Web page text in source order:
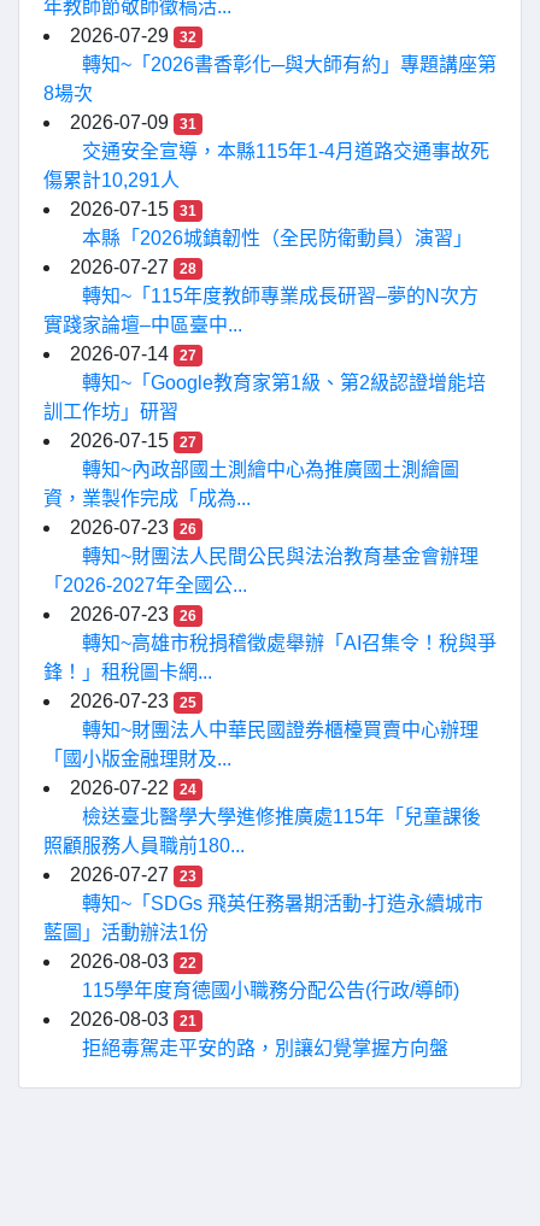
年教師節敬師徵稿活...
2026-07-29
32
轉知~「2026書香彰化─與大師有約」專題講座第
8場次
2026-07-09
31
交通安全宣導，本縣115年1-4月道路交通事故死
傷累計10,291人
2026-07-15
31
本縣「2026城鎮韌性（全民防衛動員）演習」
2026-07-27
28
轉知~「115年度教師專業成長研習–夢的N次方
實踐家論壇–中區臺中...
2026-07-14
27
轉知~「Google教育家第1級、第2級認證增能培
訓工作坊」研習
2026-07-15
27
轉知~內政部國土測繪中心為推廣國土測繪圖
資，業製作完成「成為...
2026-07-23
26
轉知~財團法人民間公民與法治教育基金會辦理
「2026-2027年全國公...
2026-07-23
26
轉知~高雄市稅捐稽徵處舉辦「AI召集令！稅與爭
鋒！」租稅圖卡網...
2026-07-23
25
轉知~財團法人中華民國證券櫃檯買賣中心辦理
「國小版金融理財及...
2026-07-22
24
檢送臺北醫學大學進修推廣處115年「兒童課後
照顧服務人員職前180...
2026-07-27
23
轉知~「SDGs 飛英任務暑期活動-打造永續城市
藍圖」活動辦法1份
2026-08-03
22
115學年度育德國小職務分配公告(行政/導師)
2026-08-03
21
拒絕毒駕走平安的路，別讓幻覺掌握方向盤